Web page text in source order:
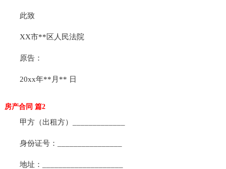
此致
XX市**区人民法院
原告：
20xx年**月** 日
房产合同 篇2
甲方（出租方）_____________
身份证号：________________
地址：____________________